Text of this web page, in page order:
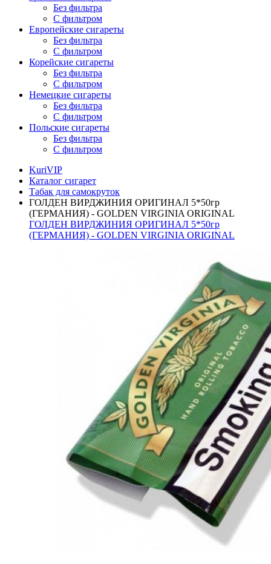
Без фильтра
С фильтром
Европейские сигареты
Без фильтра
С фильтром
Корейские сигареты
Без фильтра
С фильтром
Немецкие сигареты
Без фильтра
С фильтром
Польские сигареты
Без фильтра
С фильтром
KuriVIP
Каталог сигарет
Табак для самокруток
ГОЛДЕН ВИРДЖИНИЯ ОРИГИНАЛ 5*50гр
(ГЕРМАНИЯ) - GOLDEN VIRGINIA ORIGINAL
ГОЛДЕН ВИРДЖИНИЯ ОРИГИНАЛ 5*50гр
(ГЕРМАНИЯ) - GOLDEN VIRGINIA ORIGINAL